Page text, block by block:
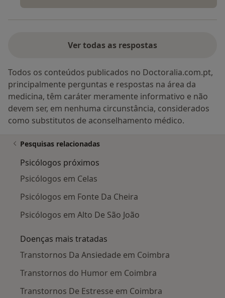
Ver todas as respostas
Todos os conteúdos publicados no Doctoralia.com.pt,
principalmente perguntas e respostas na área da
medicina, têm caráter meramente informativo e não
devem ser, em nenhuma circunstância, considerados
como substitutos de aconselhamento médico.
Pesquisas relacionadas
Psicólogos próximos
Psicólogos em Celas
Psicólogos em Fonte Da Cheira
Psicólogos em Alto De São João
Doenças mais tratadas
Transtornos Da Ansiedade em Coimbra
Transtornos do Humor em Coimbra
Transtornos De Estresse em Coimbra